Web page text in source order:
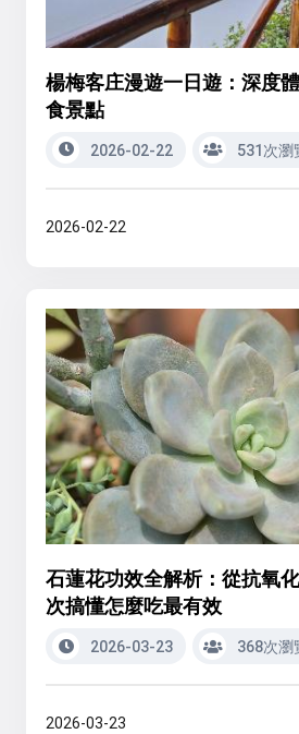
楊梅客庄漫遊一日遊：深度
食景點
2026-02-22 531次瀏
2026-02-22
石蓮花功效全解析：從抗氧
次搞懂怎麼吃最有效
2026-03-23 368次瀏
2026-03-23